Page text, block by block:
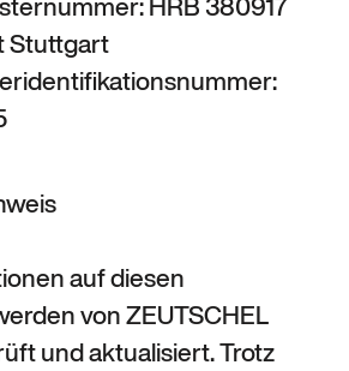
Stuttgart
auf diesen
von ZEUTSCHEL
und aktualisiert. Trotz